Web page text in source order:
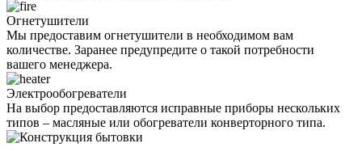
Огнетушители
Мы предоставим огнетушители в необходимом вам
количестве. Заранее предупредите о такой потребности
вашего менеджера.
Электрообогреватели
На выбор предоставляются исправные приборы нескольких
типов – масляные или обогреватели конверторного типа.